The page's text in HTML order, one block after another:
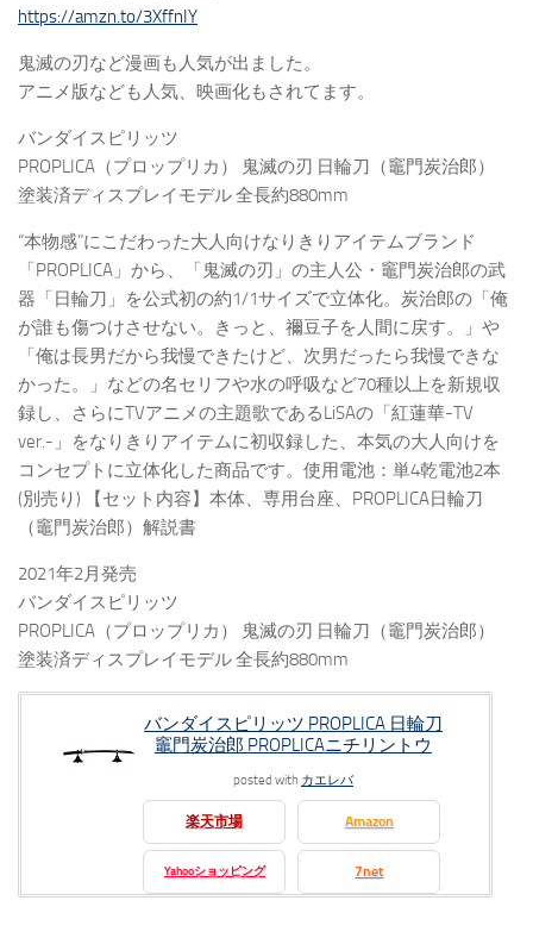
https://amzn.to/3XffnIY
鬼滅の刃など漫画も人気が出ました。
アニメ版なども人気、映画化もされてます。
バンダイスピリッツ
PROPLICA（プロップリカ） 鬼滅の刃 日輪刀（竈門炭治郎）
塗装済ディスプレイモデル 全長約880mm
“本物感”にこだわった大人向けなりきりアイテムブランド
「PROPLICA」から、「鬼滅の刃」の主人公・竈門炭治郎の武
器「日輪刀」を公式初の約1/1サイズで立体化。炭治郎の「俺
が誰も傷つけさせない。きっと、禰豆子を人間に戻す。」や
「俺は長男だから我慢できたけど、次男だったら我慢できな
かった。」などの名セリフや水の呼吸など70種以上を新規収
録し、さらにTVアニメの主題歌であるLiSAの「紅蓮華-TV
ver.-」をなりきりアイテムに初収録した、本気の大人向けを
コンセプトに立体化した商品です。使用電池：単4乾電池2本
(別売り) 【セット内容】本体、専用台座、PROPLICA日輪刀
（竈門炭治郎）解説書
2021年2月発売
バンダイスピリッツ
PROPLICA（プロップリカ） 鬼滅の刃 日輪刀（竈門炭治郎）
塗装済ディスプレイモデル 全長約880mm
バンダイスピリッツ PROPLICA 日輪刀
竈門炭治郎 PROPLICAニチリントウ
posted with カエレバ
楽天市場 Amazon
Yahooショッピング 7net